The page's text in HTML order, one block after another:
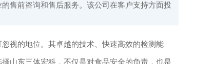
售前咨询和售后服务。该公司在客户支持方面投
忽视的地位。其卓越的技术、快速高效的检测能
山东三体宏科，不仅是对食品安全的负责，也是